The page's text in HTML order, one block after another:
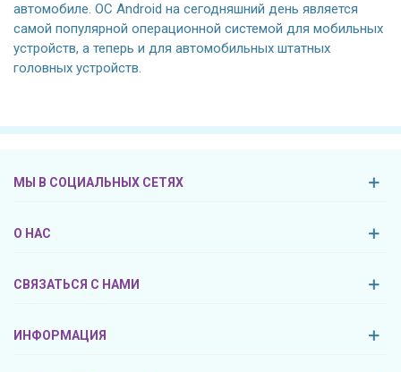
автомобиле. ОС Android на сегодняшний день является
самой популярной операционной системой для мобильных
устройств, а теперь и для автомобильных штатных
головных устройств.
МЫ В СОЦИАЛЬНЫХ СЕТЯХ
О НАС
СВЯЗАТЬСЯ С НАМИ
ИНФОРМАЦИЯ